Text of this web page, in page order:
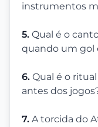
instrumentos
5. Qual é o
quando um gol
6. Qual é o
antes dos
7. A torcida do